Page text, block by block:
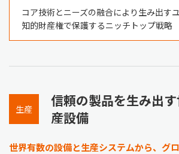
コア技術とニーズの融合により生み出す
知的財産権で保護するニッチトップ戦略
生産
信頼の製品を生み出
産設備
世界有数の設備と生産システムから、グ